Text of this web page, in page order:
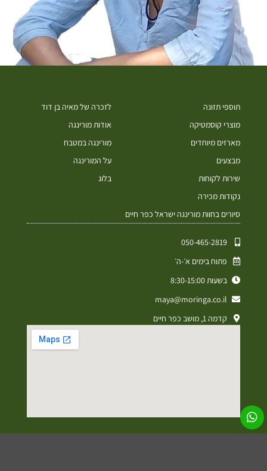
תוספי תזונה
מוצרי קוסמטיקה
מארזים מיוחדים
מבצעים
שירות לקוחות
נקודות מכירה
סיורים בחוות מורינגה ישראל כפר חיים
לזכרה של מאיה בן דוד
אודות מורינגה
מורינגה במטבח
על המורינגה
בלוג
050-465-2819⁩
פתוח בימים א׳-ה׳
בשעות 8:30-15:00
maya@moringa.co.il
קדמה 1, מושב כפר חיים